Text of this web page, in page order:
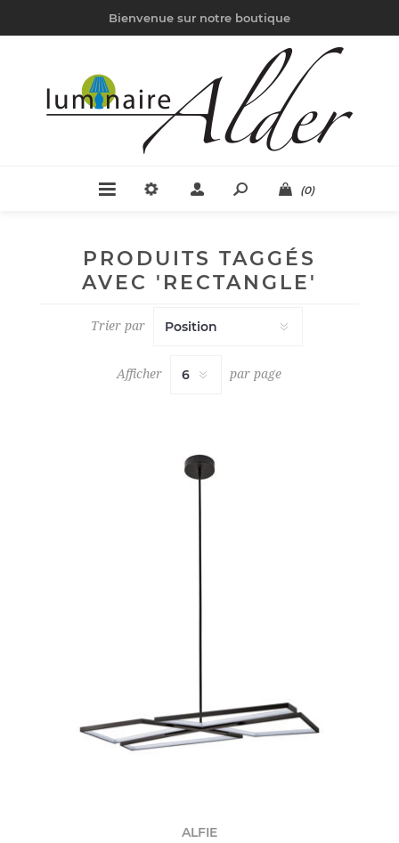
Bienvenue sur notre boutique
(0)
PRODUITS TAGGÉS
AVEC 'RECTANGLE'
Trier par
Afficher par page
ALFIE